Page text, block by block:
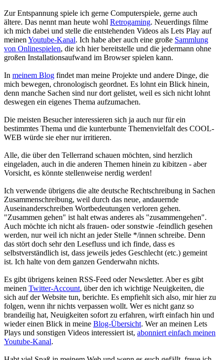
Zur Entspannung spiele ich gerne Computerspiele, gerne auch
ältere. Das nennt man heute wohl Retrogaming. Neuerdings filme
ich mich dabei und stelle die entstehenden Videos als Lets Play auf
meinen Youtube-Kanal. Ich habe aber auch eine große Sammlung
von Onlinespielen, die ich hier bereitstelle und die jedermann ohne
großen Installationsaufwand im Browser spielen kann.
In meinem Blog findet man meine Projekte und andere Dinge, die
mich bewegen, chronologisch geordnet. Es lohnt ein Blick hinein,
denn manche Sachen sind nur dort gelistet, weil es sich nicht lohnt
deswegen ein eigenes Thema aufzumachen.
Die meisten Besucher interessieren sich ja auch nur für ein
bestimmtes Thema und die kunterbunte Themenvielfalt des COOL-
WEB würde sie eher nur irritieren.
Alle, die über den Tellerrand schauen möchten, sind herzlich
eingeladen, auch in die anderen Themen hinein zu kibitzen - aber
Vorsicht, es könnte stellenweise nerdig werden!
Ich verwende übrigens die alte deutsche Rechtschreibung in Sachen
Zusammenschreibung, weil durch das neue, andauernde
Auseinanderschreiben Wortbedeutungen verloren gehen.
"Zusammen gehen" ist halt etwas anderes als "zusammengehen".
Auch möchte ich nicht als frauen- oder sonstwie -feindlich gesehen
werden, nur weil ich nicht an jeder Stelle */innen schreibe. Denn
das stört doch sehr den Lesefluss und ich finde, dass es
selbstverständlich ist, dass jeweils jedes Geschlecht (etc.) gemeint
ist. Ich halte von dem ganzen Genderwahn nichts.
Es gibt übrigens keinen RSS-Feed oder Newsletter. Aber es gibt
meinen Twitter-Account, über den ich wichtige Neuigkeiten, die
sich auf der Website tun, berichte. Es empfiehlt sich also, mir hier zu
folgen, wenn ihr nichts verpassen wollt. Wer es nicht ganz so
brandeilig hat, Neuigkeiten sofort zu erfahren, wirft einfach hin und
wieder einen Blick in meine Blog-Übersicht. Wer an meinen Lets
Plays und sonstigen Videos interessiert ist, abonniert einfach meinen
Youtube-Kanal.